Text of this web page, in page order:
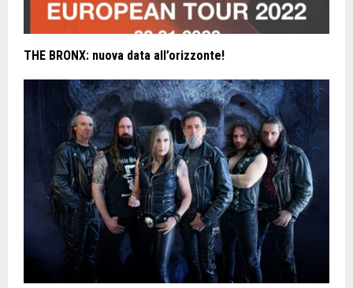
THE BRONX: nuova data all’orizzonte!